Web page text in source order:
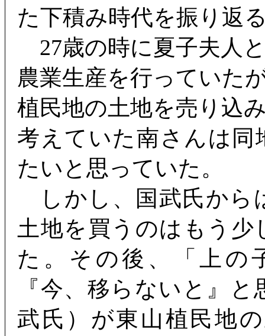
た下積み時代を振り返
27歳の時に夏子夫人
農業生産を行っていた
植民地の土地を売り込
考えていた南さんは同
たいと思っていた。
しかし、国武氏から
土地を買うのはもう
た。その後、「上の
『今、移らないと』
武氏）が東山植民地